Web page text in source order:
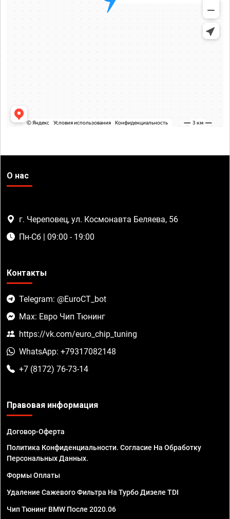
О нас
г. Череповец, ул. Космонавта Беляева, 56
Пн-Сб | 09:00 - 19:00
Контакты
Telegram: @EuroCT_bot
Max: Евро Чип Тюнинг
https://vk.com/euro_chip_tuning
WhatsApp: +79317082148
+7 (8172) 76-73-14
Правовая информация
Договор-Оферта
Политика Конфиденциальности. Согласие На Обработку
Персональных Данных.
Формы Оплаты
Удаление Сажевого Фильтра На Турбо Дизеле TDI
Чип Тюнинг BMW После 2020.06